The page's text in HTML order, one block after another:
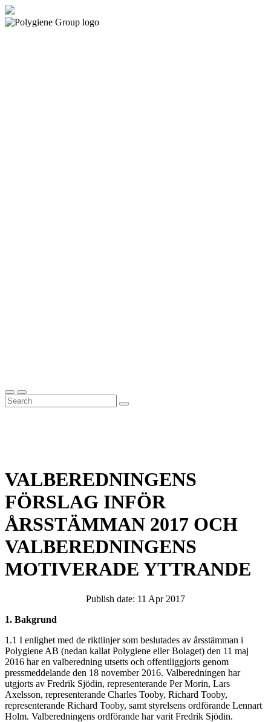
VALBEREDNINGENS
FÖRSLAG INFÖR
ÅRSSTÄMMAN 2017 OCH
VALBEREDNINGENS
MOTIVERADE YTTRANDE
Publish date: 11 Apr 2017
1. Bakgrund
1.1 I enlighet med de riktlinjer som beslutades av årsstämman i
Polygiene AB (nedan kallat Polygiene eller Bolaget) den 11 maj
2016 har en valberedning utsetts och offentliggjorts genom
pressmeddelande den 18 november 2016. Valberedningen har
utgjorts av Fredrik Sjödin, representerande Per Morin, Lars
Axelsson, representerande Charles Tooby, Richard Tooby,
representerande Richard Tooby, samt styrelsens ordförande Lennart
Holm. Valberedningens ordförande har varit Fredrik Sjödin.